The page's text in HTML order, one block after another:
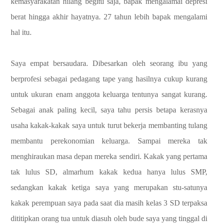
berat hingga akhir hayatnya. 27 tahun lebih bapak mengalami
hal itu.
Saya empat bersaudara. Dibesarkan oleh seorang ibu yang
berprofesi sebagai pedagang tape yang hasilnya cukup kurang
untuk ukuran enam anggota keluarga tentunya sangat kurang.
Sebagai anak paling kecil, saya tahu persis betapa kerasnya
usaha kakak-kakak saya untuk turut bekerja membanting tulang
membantu perekonomian keluarga. Sampai mereka tak
menghiraukan masa depan mereka sendiri. Kakak yang pertama
tak lulus SD, almarhum kakak kedua hanya lulus SMP,
sedangkan kakak ketiga saya yang merupakan stu-satunya
kakak perempuan saya pada saat dia masih kelas 3 SD terpaksa
dititipkan orang tua untuk diasuh oleh bude saya yang tinggal di